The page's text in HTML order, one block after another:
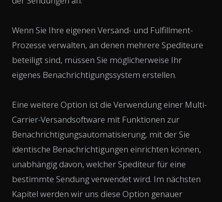
Wenn Sie Ihre eigenen Versand- und Fulfillment-
Prozesse verwalten, an denen mehrere Spediteure
beteiligt sind, müssen Sie möglicherweise Ihr
eigenes Benachrichtigungssystem erstellen.
Eine weitere Option ist die Verwendung einer Multi-
Carrier-Versandsoftware mit Funktionen zur
Benachrichtigungsautomatisierung, mit der Sie
identische Benachrichtigungen einrichten können,
unabhängig davon, welcher Spediteur für eine
bestimmte Sendung verwendet wird. Im nächsten
Kapitel werden wir uns diese Option genauer